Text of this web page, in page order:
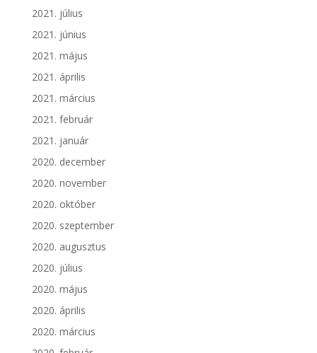
2021. július
2021. június
2021. május
2021. április
2021. március
2021. február
2021. január
2020. december
2020. november
2020. október
2020. szeptember
2020. augusztus
2020. július
2020. május
2020. április
2020. március